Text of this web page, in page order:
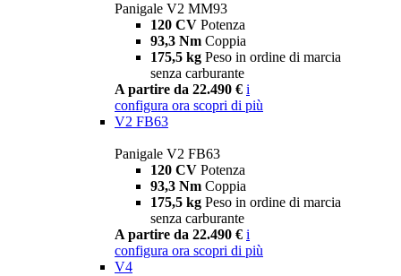
Panigale V2 MM93
120 CV Potenza
93,3 Nm Coppia
175,5 kg Peso in ordine di marcia
senza carburante
A partire da 22.490 € i
configura ora scopri di più
V2 FB63
Panigale V2 FB63
120 CV Potenza
93,3 Nm Coppia
175,5 kg Peso in ordine di marcia
senza carburante
A partire da 22.490 € i
configura ora scopri di più
V4